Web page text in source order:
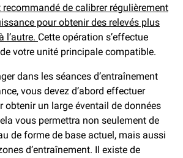
recommandé de calibrer régulièrement
pour obtenir des relevés plus
l’autre. Cette opération s’effectue
votre unité principale compatible.
dans les séances d’entraînement
vous devez d’abord effectuer
obtenir un large éventail de données
vous permettra non seulement de
de forme de base actuel, mais aussi
d’entraînement. Il existe de